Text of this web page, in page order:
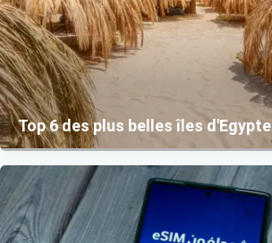
Top 6 des plus belles îles d'Egypte